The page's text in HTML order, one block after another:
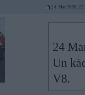
24. Mar 2009,
24
Un
V8.